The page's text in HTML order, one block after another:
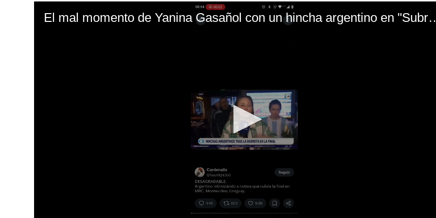
El mal momento de Yanina